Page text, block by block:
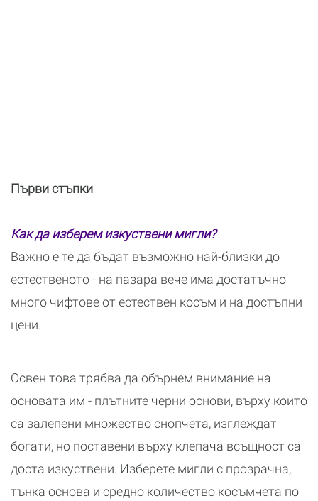
Първи стъпки
Как да изберем изкуствени мигли?
Важно е те да бъдат възможно най-близки до
естественото - на пазара вече има достатъчно
много чифтове от естествен косъм и на достъпни
цени.
Освен това трябва да обърнем внимание на
основата им - плътните черни основи, върху които
са залепени множество снопчета, изглеждат
богати, но поставени върху клепача всъщност са
доста изкуствени. Изберете мигли с прозрачна,
тънка основа и средно количество косъмчета по